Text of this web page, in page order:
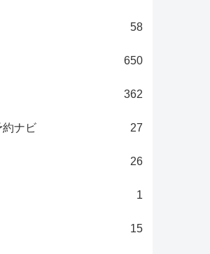
58
650
362
約ナビ 27
26
1
15